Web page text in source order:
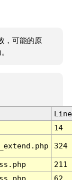
，可能的原
Line
14
324
211
62